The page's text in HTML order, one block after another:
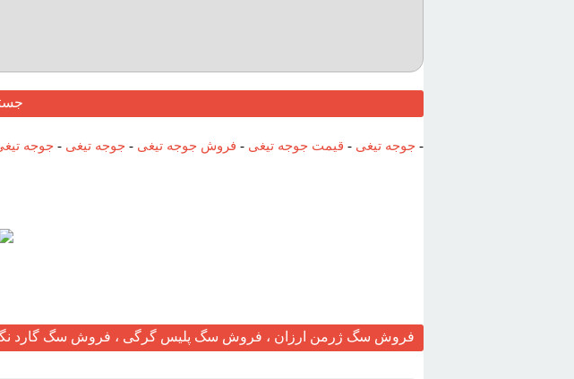
- جوجه تیغی - قیمت جوجه تیغی - فروش جوجه تیغی - جوجه تیغی - جوجه
فروش سگ ژرمن ارزان ، فروش سگ پلیس گرگی ، فروش سگ گارد